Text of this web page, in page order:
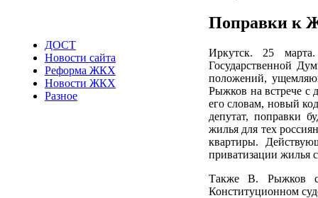
ДОСТ
Новости сайта
Реформа ЖКХ
Новости ЖКХ
Разное
Поправки к
Иркутск. 25
Государственной
положений,
Рыжков на встрече с
его словам, новый
депутат, поправки
жилья для тех
квартиры.
приватизации жилья
Также В. Рыжков
Конституционном